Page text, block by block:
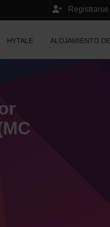
Registrarse
HYTALE ALOJAMIENTO